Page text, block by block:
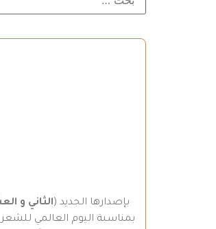
بإصدارها الجديد (الثاني و
بمناسبة اليوم العالمي للشعر